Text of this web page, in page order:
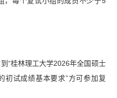
合能力真题及答案【完
“桂林理工大学2026年全国硕士
初试成绩基本要求”方可参加复